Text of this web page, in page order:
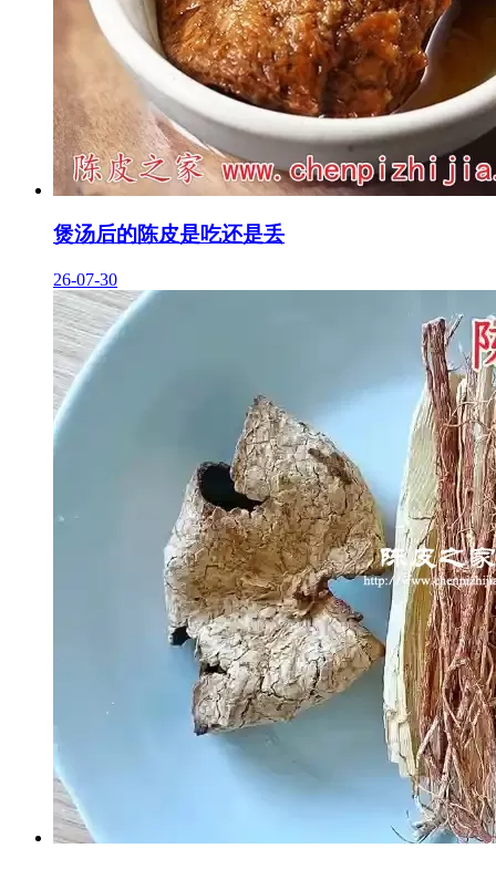
煲汤后的陈皮是吃还是丢
26-07-30